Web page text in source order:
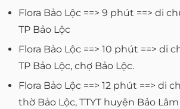
Flora Bảo Lộc ==> 9 phút ==> di
TP Bảo Lộc
Flora Bảo Lộc ==> 10 phút ==> di
TP Bảo Lộc, chợ Bảo Lộc.
Flora Bảo Lộc ==> 12 phút ==> di
thờ Bảo Lộc, TTYT huyện Bảo Lâm